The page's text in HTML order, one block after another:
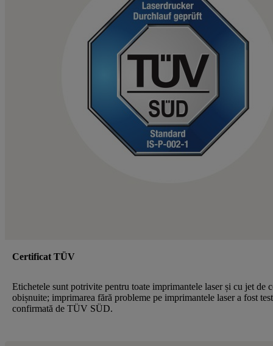
Certificat TÜV
Etichetele sunt potrivite pentru toate imprimantele laser și cu jet de
obișnuite; imprimarea fără probleme pe imprimantele laser a fost
confirmată de TÜV SÜD.